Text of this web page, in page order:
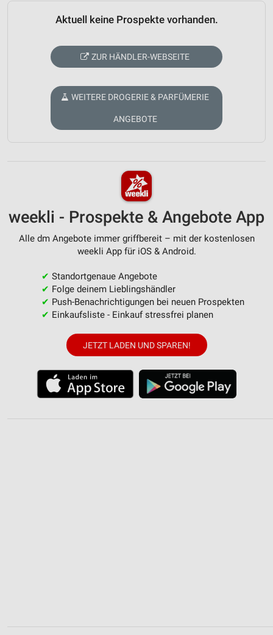
Aktuell keine Prospekte vorhanden.
ZUR HÄNDLER-WEBSEITE
WEITERE DROGERIE & PARFÜMERIE
ANGEBOTE
weekli - Prospekte & Angebote App
Alle dm Angebote immer griffbereit – mit der kostenlosen
weekli App für iOS & Android.
✔ Standortgenaue Angebote
✔ Folge deinem Lieblingshändler
✔ Push-Benachrichtigungen bei neuen Prospekten
✔ Einkaufsliste - Einkauf stressfrei planen
JETZT LADEN UND SPAREN!